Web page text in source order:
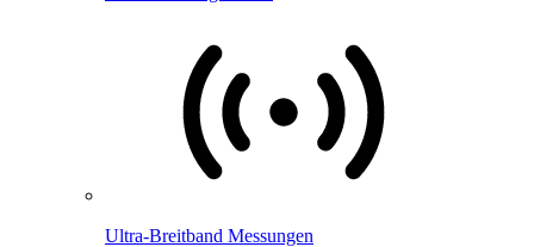
Ultra-Breitband Messungen